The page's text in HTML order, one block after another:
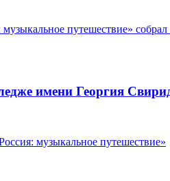
имени Георгия